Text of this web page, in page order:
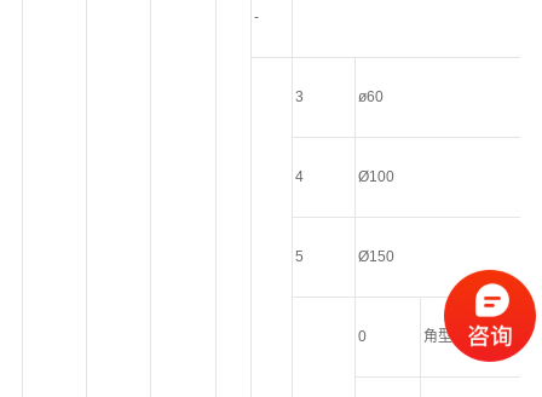
-
3 ø60
4 Ø100
5 Ø150
0 角型 亦称轴向型